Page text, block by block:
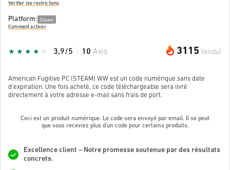
Vérifier les restrictions
Platform: Steam
Comment activer
3115 Vendu!
3,9/5 10 Avis
American Fugitive PC (STEAM) WW est un code numérique sans date
d'expiration. Une fois acheté, ce code téléchargeable sera livré
directement à votre adresse e-mail sans frais de port.
Ceci est un produit numérique. Le code sera envoyé par email. Il se peut
que vous receviez plus d'un code pour certains produits.
Excellence client – Notre promesse soutenue par des résultats
concrets.